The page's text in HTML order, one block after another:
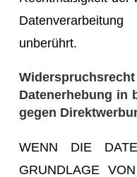
unberührt.
Datenerhebung in
gegen
WENN DIE
GRUNDLAGE